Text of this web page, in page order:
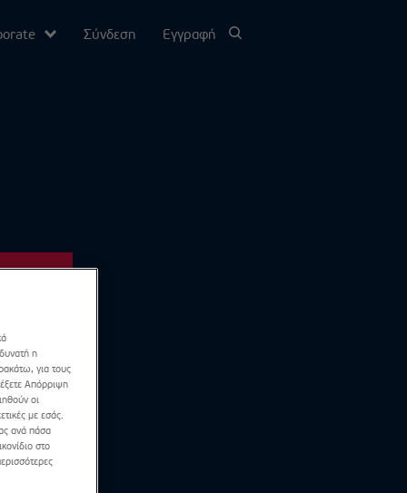
Σύνδεση Εγγραφή
η
για τους
Απόρριψη
οι
με εσάς.
ανά πάσα
στο